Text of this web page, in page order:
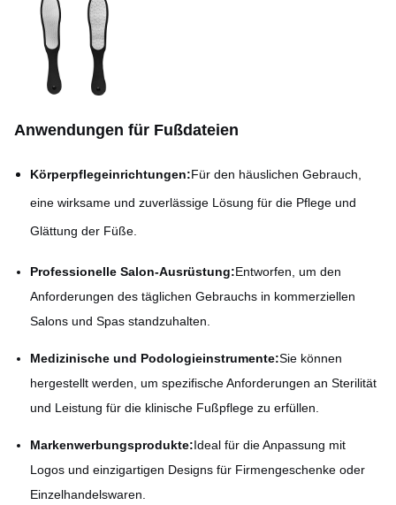
Anwendungen für Fußdateien
Körperpflegeinrichtungen:Für den häuslichen Gebrauch,
eine wirksame und zuverlässige Lösung für die Pflege und
Glättung der Füße.
Professionelle Salon-Ausrüstung:Entworfen, um den
Anforderungen des täglichen Gebrauchs in kommerziellen
Salons und Spas standzuhalten.
Medizinische und Podologieinstrumente:Sie können
hergestellt werden, um spezifische Anforderungen an Sterilität
und Leistung für die klinische Fußpflege zu erfüllen.
Markenwerbungsprodukte:Ideal für die Anpassung mit
Logos und einzigartigen Designs für Firmengeschenke oder
Einzelhandelswaren.